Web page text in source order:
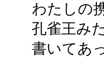
わたしの
孔雀王み
書いてあ